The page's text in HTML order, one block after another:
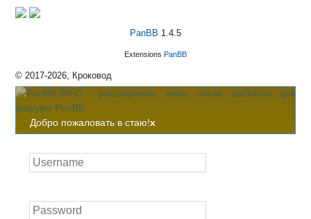
PanBB 1.4.5
Extensions PanBB
© 2017-2026, Кроковод
Добро пожаловать в стаю!x